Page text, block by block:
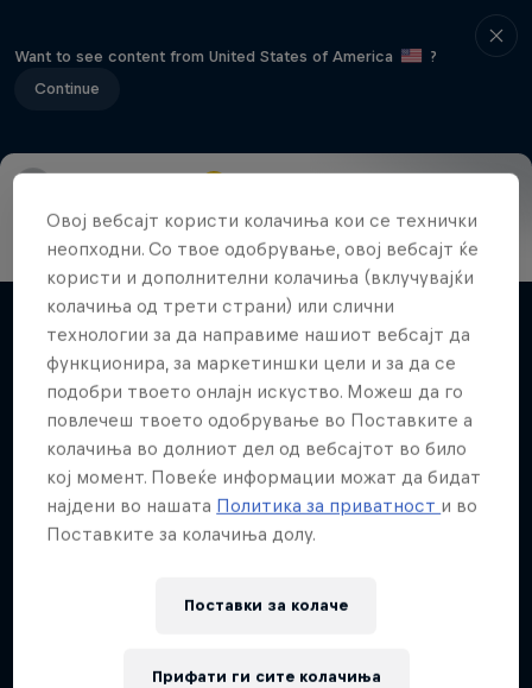
Want to see content from United States of America
?
Continue
Main About Drift Masters
Филмови и емисии
Nippon Dorifuto
Mad Mike's journey in Formula DRIFT Japan
1 сезона · 5 епизоди
MOTORING
Поврзани видеа
Овој вебсајт користи колачиња кои се технички
неопходни. Со твое одобрување, овој вебсајт ќе
користи и дополнителни колачиња (вклучувајќи
колачиња од трети страни) или слични
технологии за да направиме нашиот вебсајт да
функционира, за маркетиншки цели и за да се
подобри твоето онлајн искуство. Можеш да го
повлечеш твоето одобрување во Поставките а
колачиња во долниот дел од вебсајтот во било
кој момент. Повеќе информации можат да бидат
најдени во нашата Политика за приватност и во
Поставките за колачиња долу.
Поставки за колачe
Прифати ги сите колачиња